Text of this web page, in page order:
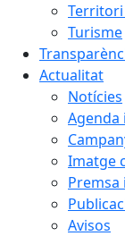
Turisme
Actualitat
Notícies
Imatge
Premsa
Avisos